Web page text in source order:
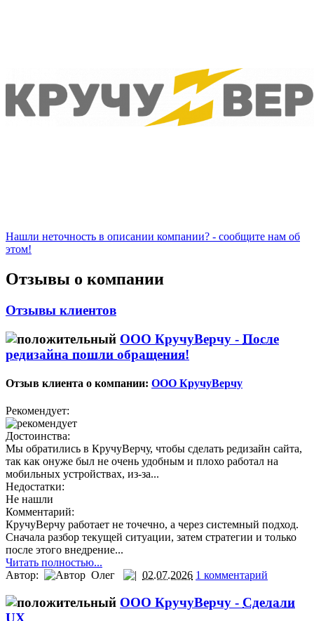
Нашли неточность в описании компании? - сообщите нам об
этом!
Отзывы о компании
Отзывы клиентов
ООО КручуВерчу - После
редизайна пошли обращения!
Отзыв клиента о компании: ООО КручуВерчу
Рекомендует:
Достоинства:
Мы обратились в КручуВерчу, чтобы сделать редизайн сайта,
так как онуже был не очень удобным и плохо работал на
мобильных устройствах, из-за...
Недостатки:
Не нашли
Комментарий:
КручуВерчу работает не точечно, а через системный подход.
Сначала разбор текущей ситуации, затем стратегии и только
после этого внедрение...
Читать полностью...
Автор:
Олег 02.07.2026 1 комментарий
ООО КручуВерчу - Сделали
UX